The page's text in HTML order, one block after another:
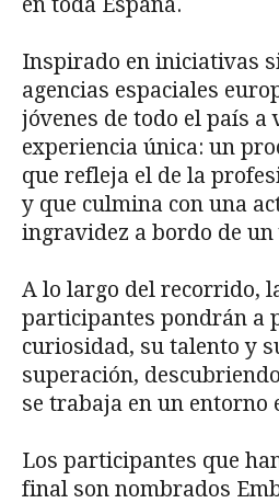
Inspirado en iniciativas
agencias espaciales
jóvenes de todo el país a
experiencia única: un
que refleja el de la
y que culmina con una
ingravidez a bordo de
A lo largo del recorrido,
participantes pondrán a
curiosidad, su talento y
superación,
se trabaja en un entorno
Los participantes que
final son nombrados